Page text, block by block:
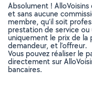
Absolument !
et sans aucune
membre, qu’il soit
prestation de service
uniquement le prix de la
demandeur, et l’offreur.
Vous pouvez réaliser le
directement sur
bancaires.